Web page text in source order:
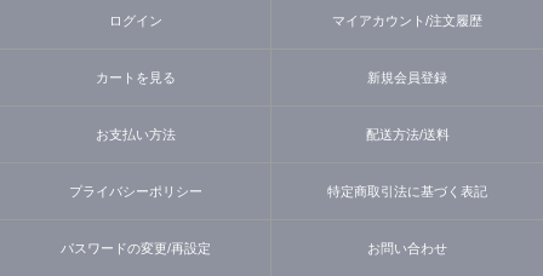
ログイン マイアカウント/注文履歴
カートを見る 新規会員登録
お支払い方法 配送方法/送料
プライバシーポリシー 特定商取引法に基づく表記
パスワードの変更/再設定 お問い合わせ